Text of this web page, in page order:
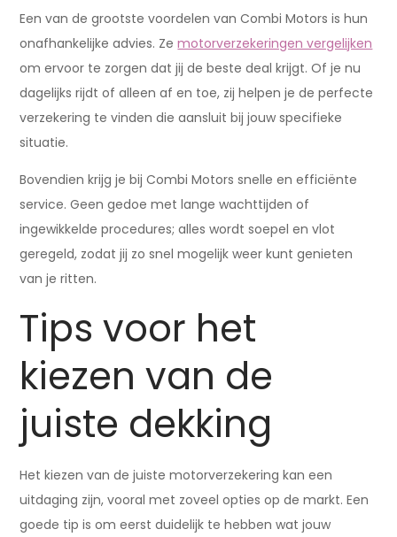
Een van de grootste voordelen van Combi Motors is hun
onafhankelijke advies. Zemotorverzekeringen vergelijken
om ervoor te zorgen dat jij de beste deal krijgt. Of je nu
dagelijks rijdt of alleen af en toe, zij helpen je de perfecte
verzekering te vinden die aansluit bij jouw specifieke
situatie.
Bovendien krijg je bij Combi Motors snelle en efficiënte
service. Geen gedoe met lange wachttijden of
ingewikkelde procedures; alles wordt soepel en vlot
geregeld, zodat jij zo snel mogelijk weer kunt genieten
van je ritten.
Tips voor het
kiezen van de
juiste dekking
Het kiezen van de juiste motorverzekering kan een
uitdaging zijn, vooral met zoveel opties op de markt. Een
goede tip is om eerst duidelijk te hebben wat jouw